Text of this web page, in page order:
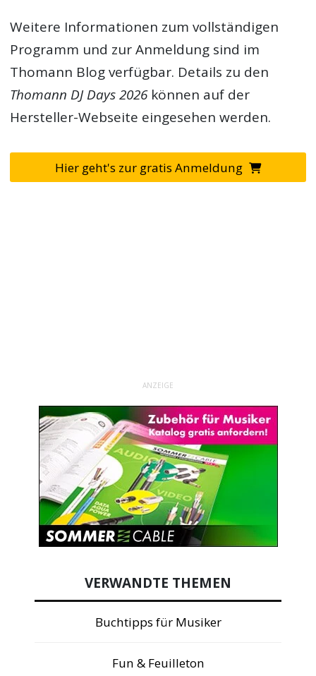
Weitere Informationen zum vollständigen
Programm und zur Anmeldung sind im
Thomann Blog verfügbar. Details zu den
Thomann DJ Days 2026können auf der
Hersteller-Webseite eingesehen werden.
Hier geht's zur gratis Anmeldung
ANZEIGE
VERWANDTE THEMEN
Buchtipps für Musiker
Fun & Feuilleton